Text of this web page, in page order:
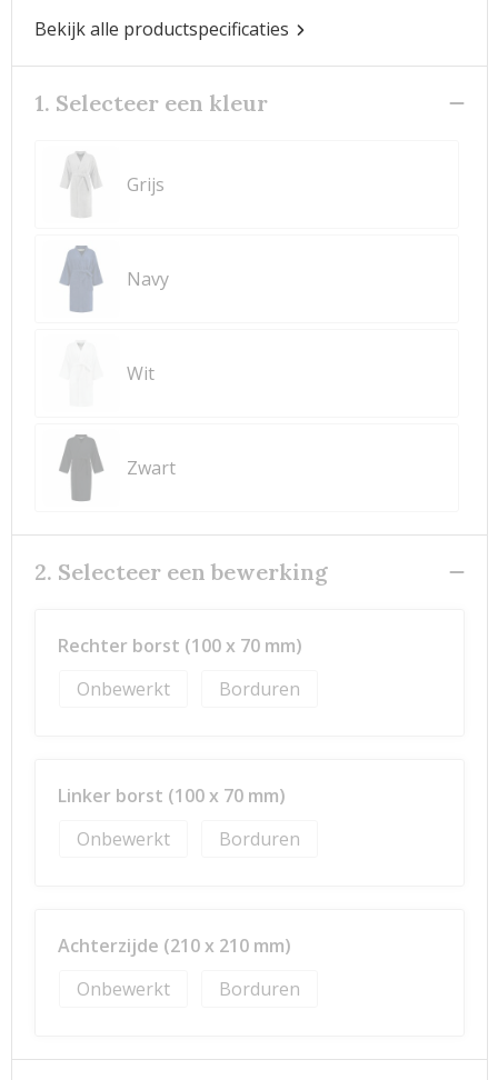
Bekijk alle productspecificaties
1. Selecteer een kleur
Grijs
Navy
Wit
Zwart
2. Selecteer een bewerking
Rechter borst (100 x 70 mm)
Onbewerkt
Borduren
Linker borst (100 x 70 mm)
Onbewerkt
Borduren
Achterzijde (210 x 210 mm)
Onbewerkt
Borduren